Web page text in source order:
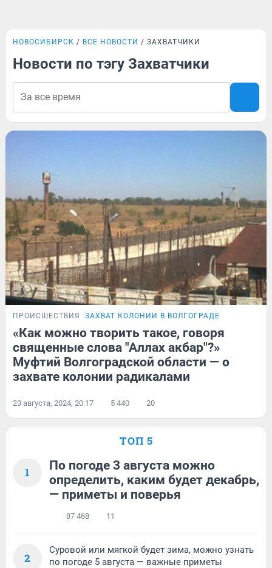
НОВОСИБИРСК ВСЕ НОВОСТИ ЗАХВАТЧИКИ
Новости по тэгу Захватчики
ПРОИСШЕСТВИЯ ЗАХВАТ КОЛОНИИ В ВОЛГОГРАДЕ
«Как можно творить такое, говоря
священные слова "Аллах акбар"?»
Муфтий Волгоградской области — о
захвате колонии радикалами
23 августа, 2024, 20:17 5 440 20
ТОП 5
1
По погоде 3 августа можно
определить, каким будет декабрь,
— приметы и поверья
87 468 11
2
Суровой или мягкой будет зима, можно узнать
по погоде 5 августа — важные приметы